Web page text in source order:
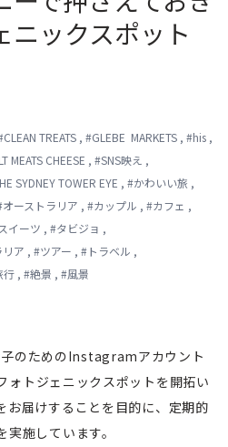
ニックスポット
CLEAN TREATS , #GLEBE MARKETS , #his ,
MEATS CHEESE , #SNS映え ,
SYDNEY TOWER EYE , #かわいい旅 ,
オーストラリア , #カップル , #カフェ ,
スイーツ , #タビジョ ,
ア , #ツアー , #トラベル ,
行 , #絶景 , #風景
のためのInstagramアカウント
ォトジェニックスポットを開拓い
お届けすることを目的に、定期的
施しています。